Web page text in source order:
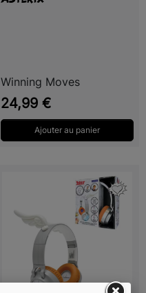
Winning Moves
Prix
24,99 €
Ajouter au panier